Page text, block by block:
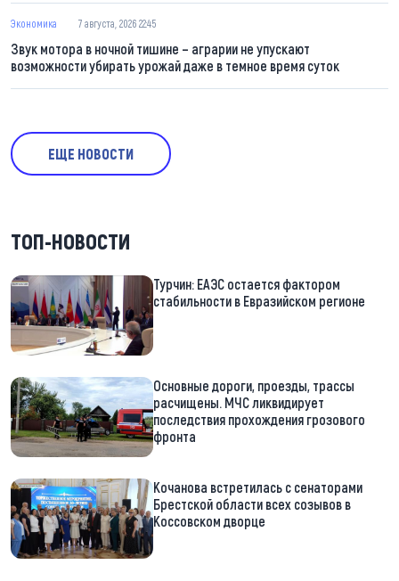
Экономика 7 августа, 2026 22:45
Звук мотора в ночной тишине – аграрии не упускают
возможности убирать урожай даже в темное время суток
ЕЩЕ НОВОСТИ
ТОП-НОВОСТИ
Турчин: ЕАЭС остается фактором
стабильности в Евразийском регионе
Основные дороги, проезды, трассы
расчищены. МЧС ликвидирует
последствия прохождения грозового
фронта
Кочанова встретилась с сенаторами
Брестской области всех созывов в
Коссовском дворце